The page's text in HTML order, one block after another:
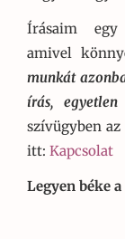
Írásaim egy
amivel
munkát
írás, egyetlen
szívügyben
itt: Kapcsolat
Legyen béke